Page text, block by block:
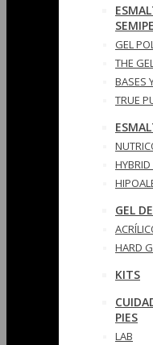
GEL
THE
BASES
TRUE
HYBRID
GEL
HARD
KITS
PIES
LAB